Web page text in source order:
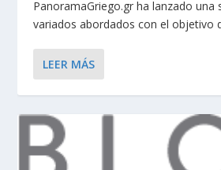
PanoramaGriego.gr ha lanzado una
variados abordados con el objetivo
LEER MÁS